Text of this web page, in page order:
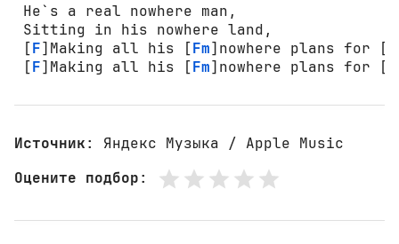
He`s a real nowhere man,
Sitting in his nowhere land,
[F]Making all his [Fm]nowhere plans for [
[F]Making all his [Fm]nowhere plans for [
Источник: Яндекс Музыка / Apple Music
Оцените подбор: